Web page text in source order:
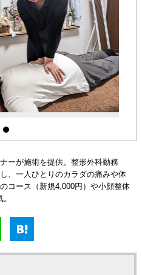
ーが施術を提供。整形外科勤務
、一人ひとりのカラダの痛みや体
コース（新規4,000円）や小顔整体